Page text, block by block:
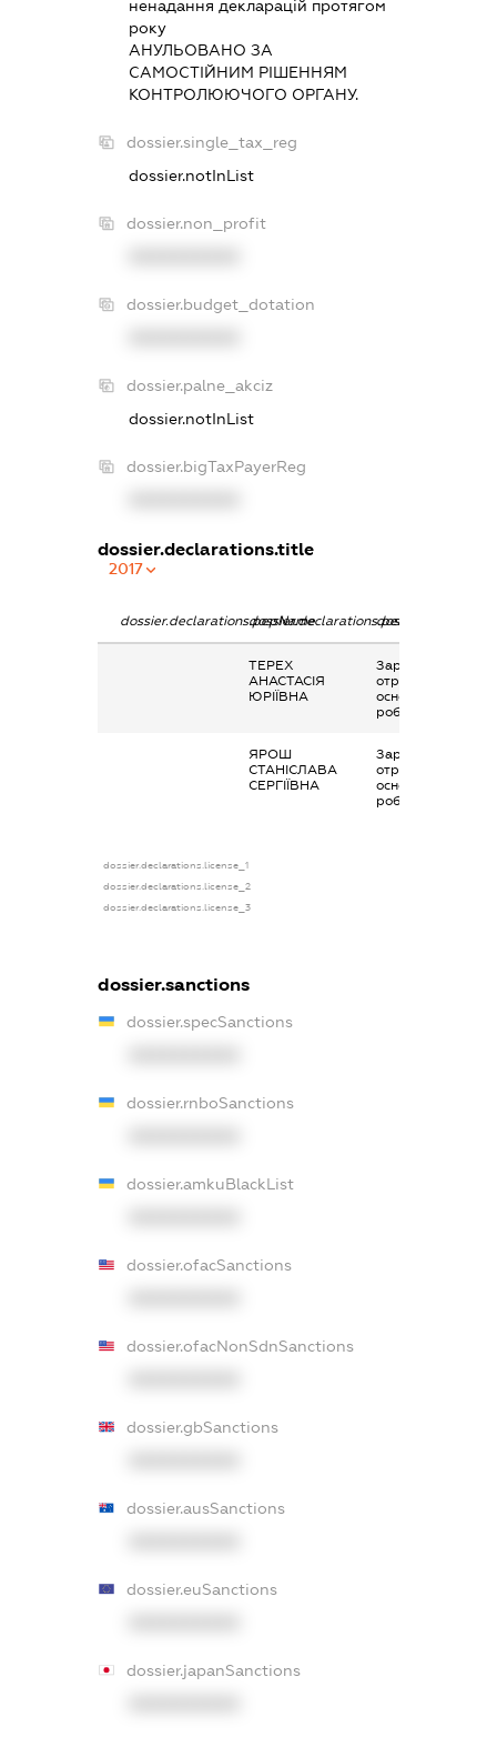
ненадання декларацiй протягом
року
АНУЛЬОВАНО ЗА
САМОСТIЙНИМ РIШЕННЯМ
КОНТРОЛЮЮЧОГО ОРГАНУ.
dossier.single_tax_reg
dossier.notInList
dossier.non_profit
dossier.budget_dotation
dossier.palne_akciz
dossier.notInList
dossier.bigTaxPayerReg
dossier.declarations.title
2017
dossier.declarations.pepNamedossier.declarations.personName
ТЕРЕХ
АНАСТАСІЯ
ЮРІЇВНА
Заробітна плата
отримана за
основним місцем
роботи
ЯРОШ
СТАНІСЛАВА
СЕРГІЇВНА
Заробітна плата
отримана за
основним місцем
роботи
dossier.declarations.license_1
dossier.declarations.license_2
dossier.declarations.license_3
dossier.sanctions
dossier.specSanctions
dossier.rnboSanctions
dossier.amkuBlackList
dossier.ofacSanctions
dossier.ofacNonSdnSanctions
dossier.gbSanctions
dossier.ausSanctions
dossier.euSanctions
dossier.japanSanctions